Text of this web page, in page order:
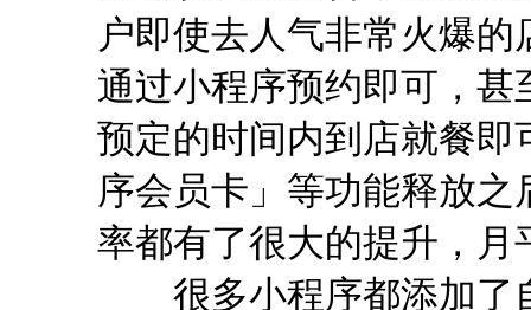
户即使去人气非常火爆
通过小程序预约即可，
预定的时间内到店就餐
序会员卡」等功能释放
率都有了很大的提升，
很多小程序都添加了